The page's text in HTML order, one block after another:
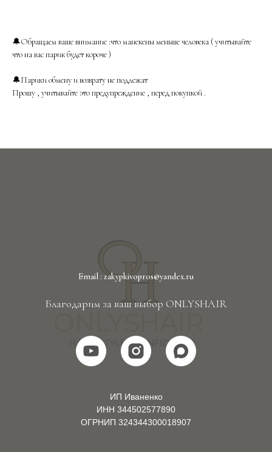
🔔Обращаем ваше внимание :что манекены меньше человека ( учитывайте
что на вас парик будет короче )
🔔Парики обмену и возврату не подлежат
Прошу , учитывайте это предупреждение , перед покупкой .
Email : zakypkivopros@yandex.ru
Благодарим за ваш выбор ONLYSHAIR
ИП Иваненко
ИНН 344502577890
ОГРНИП 324344300018907